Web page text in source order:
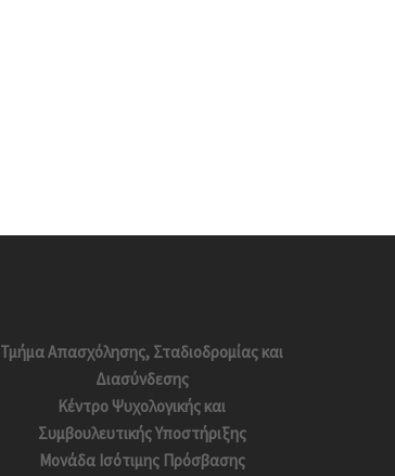
Τμήμα Απασχόλησης, Σταδιοδρομίας και
Διασύνδεσης
Κέντρο Ψυχολογικής και
Συμβουλευτικής Υποστήριξης
Μονάδα Ισότιμης Πρόσβασης